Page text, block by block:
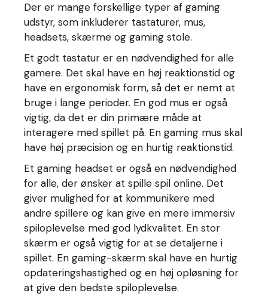
Der er mange forskellige typer af gaming
udstyr, som inkluderer tastaturer, mus,
headsets, skærme og gaming stole.
Et godt tastatur er en nødvendighed for alle
gamere. Det skal have en høj reaktionstid og
have en ergonomisk form, så det er nemt at
bruge i lange perioder. En god mus er også
vigtig, da det er din primære måde at
interagere med spillet på. En gaming mus skal
have høj præcision og en hurtig reaktionstid.
Et gaming headset er også en nødvendighed
for alle, der ønsker at spille spil online. Det
giver mulighed for at kommunikere med
andre spillere og kan give en mere immersiv
spiloplevelse med god lydkvalitet. En stor
skærm er også vigtig for at se detaljerne i
spillet. En gaming-skærm skal have en hurtig
opdateringshastighed og en høj opløsning for
at give den bedste spiloplevelse.